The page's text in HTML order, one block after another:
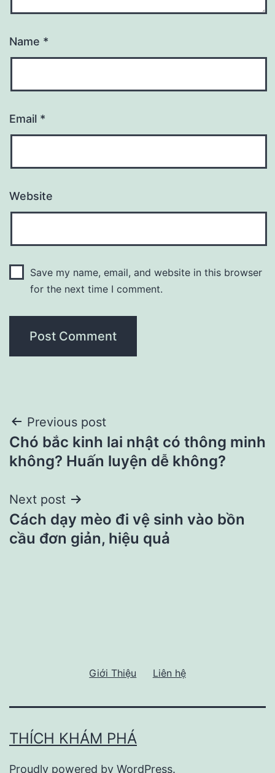
Name *
Email *
Website
Save my name, email, and website in this browser
for the next time I comment.
Post
navigation
Previous post
Chó bắc kinh lai nhật có thông minh
không? Huấn luyện dễ không?
Next post
Cách dạy mèo đi vệ sinh vào bồn
cầu đơn giản, hiệu quả
Giới Thiệu Liên hệ
THÍCH KHÁM PHÁ
Proudly powered by WordPress.